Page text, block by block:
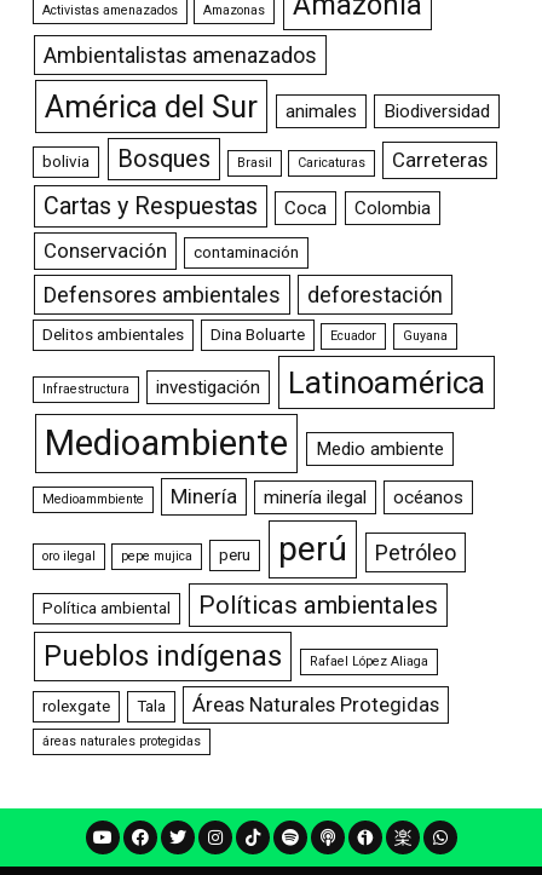
Activistas amenazados Amazonas
Ambientalistas amenazados
América del Sur animales Biodiversidad
bolivia Bosques Brasil Caricaturas Carreteras
Cartas y Respuestas Coca Colombia
Conservación contaminación
Defensores ambientales deforestación
Delitos ambientales Dina Boluarte Ecuador Guyana
Infraestructura investigación Latinoamérica
Medioambiente Medio ambiente
Medioammbiente Minería minería ilegal océanos
oro ilegal pepe mujica peru perú Petróleo
Política ambiental Políticas ambientales
Pueblos indígenas Rafael López Aliaga
rolexgate Tala Áreas Naturales Protegidas
áreas naturales protegidas